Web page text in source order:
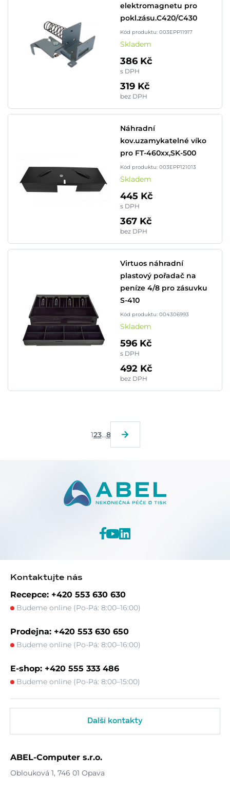
elektromagnetu pro
pokl.zásu.C420/C430
Kód produktu: 003EPP11917
Skladem
386 Kč
s DPH
319 Kč
bez DPH
Náhradní
kov.uzamykatelné víko
pro FT-460xx,SK-500
Kód produktu: 003EPP121013
Skladem
445 Kč
s DPH
367 Kč
bez DPH
Virtuos náhradní
plastový pořadač na
peníze 4/8 pro zásuvku
S-410
Kód produktu: 004306993
Skladem
596 Kč
s DPH
492 Kč
bez DPH
123...8
Kontaktujte nás
Recepce: +420 553 630 630
Budeme online (Po-Pá: 8:00–16:00)
Prodejna: +420 553 630 650
Budeme online (Po-Pá: 8:00–16:00)
E-shop: +420 555 333 486
Budeme online (Po-Pá: 8:00–15:00)
Další kontakty
ABEL-Computer s.r.o.
Oblouková 1, 746 01 Opava